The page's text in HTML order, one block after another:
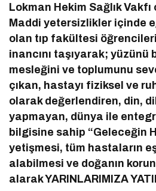
Lokman Hekim Sağlık Vakfı
Maddi yetersizlikler içinde
olan tıp fakültesi
inancını taşıyarak; yüzünü
mesleğini ve toplumunu
çıkan, hastayı fiziksel ve
olarak değerlendiren, din, dil,
yapmayan, dünya ile
bilgisine sahip “Geleceğin
yetişmesi, tüm hastaların
alabilmesi ve doğanın
alarak YARINLARIMIZA